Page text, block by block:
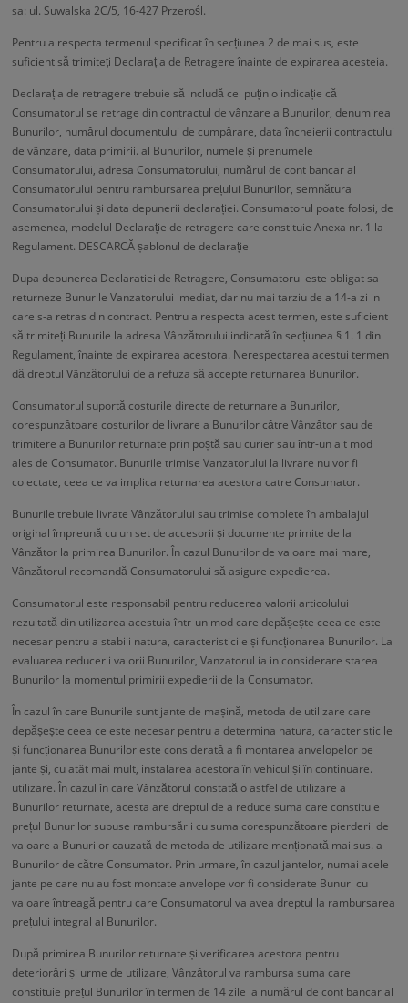
sa: ul. Suwalska 2C/5, 16-427 Przerośl.
Pentru a respecta termenul specificat în secțiunea 2 de mai sus, este
suficient să trimiteți Declarația de Retragere înainte de expirarea acesteia.
Declarația de retragere trebuie să includă cel puțin o indicație că
Consumatorul se retrage din contractul de vânzare a Bunurilor, denumirea
Bunurilor, numărul documentului de cumpărare, data încheierii contractului
de vânzare, data primirii. al Bunurilor, numele și prenumele
Consumatorului, adresa Consumatorului, numărul de cont bancar al
Consumatorului pentru rambursarea prețului Bunurilor, semnătura
Consumatorului și data depunerii declarației. Consumatorul poate folosi, de
asemenea, modelul Declarație de retragere care constituie Anexa nr. 1 la
Regulament. DESCARCĂ șablonul de declarație
Dupa depunerea Declaratiei de Retragere, Consumatorul este obligat sa
returneze Bunurile Vanzatorului imediat, dar nu mai tarziu de a 14-a zi in
care s-a retras din contract. Pentru a respecta acest termen, este suficient
să trimiteți Bunurile la adresa Vânzătorului indicată în secțiunea § 1. 1 din
Regulament, înainte de expirarea acestora. Nerespectarea acestui termen
dă dreptul Vânzătorului de a refuza să accepte returnarea Bunurilor.
Consumatorul suportă costurile directe de returnare a Bunurilor,
corespunzătoare costurilor de livrare a Bunurilor către Vânzător sau de
trimitere a Bunurilor returnate prin poștă sau curier sau într-un alt mod
ales de Consumator. Bunurile trimise Vanzatorului la livrare nu vor fi
colectate, ceea ce va implica returnarea acestora catre Consumator.
Bunurile trebuie livrate Vânzătorului sau trimise complete în ambalajul
original împreună cu un set de accesorii și documente primite de la
Vânzător la primirea Bunurilor. În cazul Bunurilor de valoare mai mare,
Vânzătorul recomandă Consumatorului să asigure expedierea.
Consumatorul este responsabil pentru reducerea valorii articolului
rezultată din utilizarea acestuia într-un mod care depășește ceea ce este
necesar pentru a stabili natura, caracteristicile și funcționarea Bunurilor. La
evaluarea reducerii valorii Bunurilor, Vanzatorul ia in considerare starea
Bunurilor la momentul primirii expedierii de la Consumator.
În cazul în care Bunurile sunt jante de mașină, metoda de utilizare care
depășește ceea ce este necesar pentru a determina natura, caracteristicile
și funcționarea Bunurilor este considerată a fi montarea anvelopelor pe
jante și, cu atât mai mult, instalarea acestora în vehicul și în continuare.
utilizare. În cazul în care Vânzătorul constată o astfel de utilizare a
Bunurilor returnate, acesta are dreptul de a reduce suma care constituie
prețul Bunurilor supuse rambursării cu suma corespunzătoare pierderii de
valoare a Bunurilor cauzată de metoda de utilizare menționată mai sus. a
Bunurilor de către Consumator. Prin urmare, în cazul jantelor, numai acele
jante pe care nu au fost montate anvelope vor fi considerate Bunuri cu
valoare întreagă pentru care Consumatorul va avea dreptul la rambursarea
prețului integral al Bunurilor.
După primirea Bunurilor returnate și verificarea acestora pentru
deteriorări și urme de utilizare, Vânzătorul va rambursa suma care
constituie prețul Bunurilor în termen de 14 zile la numărul de cont bancar al